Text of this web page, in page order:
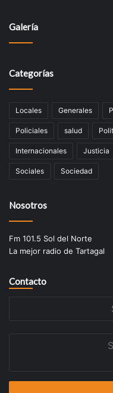
Galería
Categorías
Locales Generales
Policiales salud
Internacionales Justicia
Sociales Sociedad
Nosotros
Fm 101.5 Sol del Norte
La mejor radio de Tartagal
Contacto